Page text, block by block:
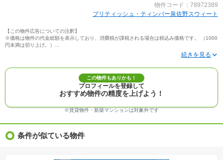
物件コード：78972389
ブリティッシュ・ティンバー泉佐野スウィート
【この物件広告についての注釈】
※価格は物件の代金総額を表示しており、消費税が課税される場合は税込み価格です。 （1000
円未満は切り上げ。）
※写真に写っている、またはパース（絵）や間取り図に描かれている家具や車などは、特にコ
※建築条件付き土地価格には、建物価格は含まれません。
※物件情報は、原則として情報提供日の２日前に最終確認した情報です。
※完成予想図はいずれも外構、植栽、外観等実際のものとは多少異なることがあります。
※モデルルーム・モデルハウス・展示場・ショールームの画像の場合、今回販売の物件と異な
※ＣＧ合成の画像の場合、実際とは多少異なる場合があります。
※物件特徴：販売戸数が複数の物件は、全ての住戸に該当しない項目もあります。
※価格更新：物件価格が変更された日から１週間表示されます。
この物件もありかも！
プロフィールを登録して
おすすめ物件の精度を上げよう！
※賃貸物件・新築マンションは対象外です
条件が似ている物件